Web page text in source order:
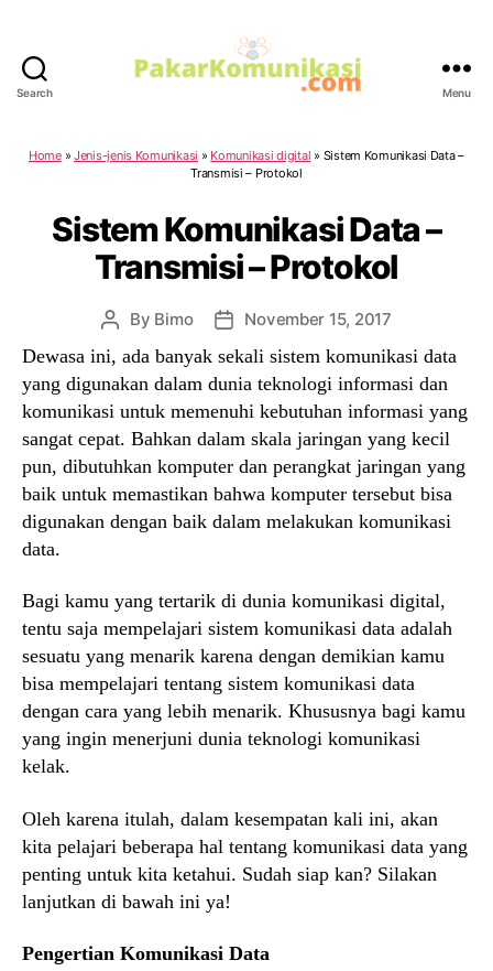
Search Menu
Home» Jenis-jenis Komunikasi » Komunikasi digital » Sistem Komunikasi Data –
Transmisi – Protokol
Sistem Komunikasi Data –
Transmisi – Protokol
Post
author
By Bimo
Post
date
November 15, 2017
Dewasa ini, ada banyak sekali sistem komunikasi data
yang digunakan dalam dunia teknologi informasi dan
komunikasi untuk memenuhi kebutuhan informasi yang
sangat cepat. Bahkan dalam skala jaringan yang kecil
pun, dibutuhkan komputer dan perangkat jaringan yang
baik untuk memastikan bahwa komputer tersebut bisa
digunakan dengan baik dalam melakukan komunikasi
data.
Bagi kamu yang tertarik di dunia komunikasi digital,
tentu saja mempelajari sistem komunikasi data adalah
sesuatu yang menarik karena dengan demikian kamu
bisa mempelajari tentang sistem komunikasi data
dengan cara yang lebih menarik. Khususnya bagi kamu
yang ingin menerjuni dunia teknologi komunikasi
kelak.
Oleh karena itulah, dalam kesempatan kali ini, akan
kita pelajari beberapa hal tentang komunikasi data yang
penting untuk kita ketahui. Sudah siap kan? Silakan
lanjutkan di bawah ini ya!
Pengertian Komunikasi Data